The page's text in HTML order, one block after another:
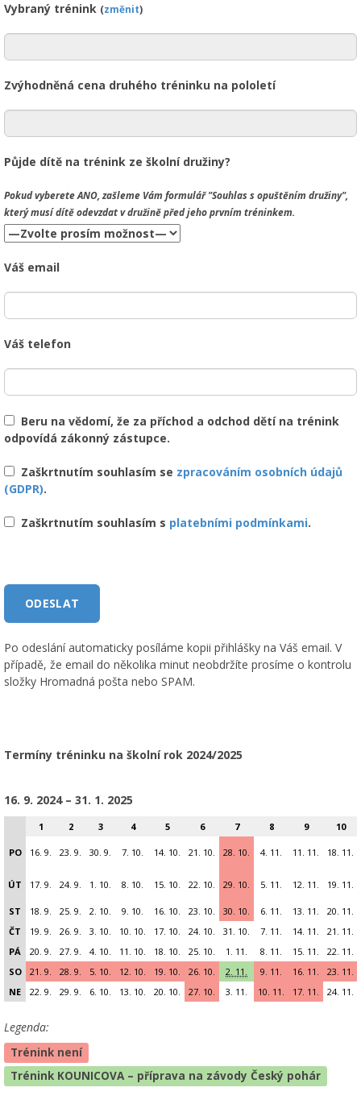
Vybraný trénink (změnit)
Zvýhodněná cena druhého tréninku na pololetí
Půjde dítě na trénink ze školní družiny?
Pokud vybereteANO , zašleme Vám formulář "Souhlas s opuštěním družiny",
který musí dítě odevzdat v družině před jeho prvním tréninkem.
Váš email
Váš telefon
Beru na vědomí, že za příchod a odchod dětí na trénink
odpovídá zákonný zástupce.
Zaškrtnutím souhlasím se zpracováním osobních údajů
(GDPR).
Zaškrtnutím souhlasím s platebními podmínkami.
Po odeslání automaticky posíláme kopii přihlášky na Váš email. V
případě, že email do několika minut neobdržíte prosíme o kontrolu
složky Hromadná pošta nebo SPAM.
Termíny tréninku na školní rok 2024/2025
16. 9. 2024 – 31. 1. 2025
1 2 3 4 5 6 7 8 9 10
PO 16. 9. 23. 9. 30. 9. 7. 10. 14. 10. 21. 10. 28. 10. 4. 11. 11. 11. 18. 11.
ÚT 17. 9. 24. 9. 1. 10. 8. 10. 15. 10. 22. 10. 29. 10. 5. 11. 12. 11. 19. 11.
ST 18. 9. 25. 9. 2. 10. 9. 10. 16. 10. 23. 10. 30. 10. 6. 11. 13. 11.
20. 11.
ČT
19. 9. 26. 9. 3. 10. 10. 10. 17. 10. 24. 10. 31. 10. 7. 11. 14. 11.
21. 11.
PÁ
20. 9. 27. 9. 4. 10. 11. 10. 18. 10. 25. 10. 1. 11. 8. 11. 15. 11.
22. 11.
SO
21. 9. 28. 9. 5. 10. 12. 10. 19. 10. 26. 10. 2. 11. 9. 11. 16. 11.
23. 11.
NE
22. 9. 29. 9. 6. 10. 13. 10. 20. 10. 27. 10. 3. 11. 10. 11. 17. 11. 24. 11.
Legenda:
Trénink není
Trénink KOUNICOVA – příprava na závody Český pohár